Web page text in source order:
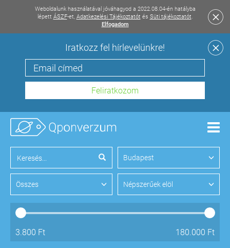
Weboldalunk használatával jóváhagyod a 2022.08.04-én hatályba
lépett ÁSZF-et, Adatkezelési Tájékoztatót és Süti tájékoztatót.
Elfogadom
Iratkozz fel hírlevelünkre!
Budapest
Összes Népszerűek elöl
3.800 Ft 180.000 Ft